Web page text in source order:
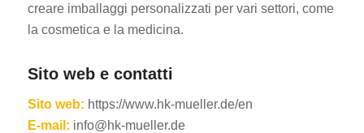
creare imballaggi personalizzati per vari settori, come
la cosmetica e la medicina.
Sito web e contatti
Sito web: https://www.hk-mueller.de/en
E-mail: info@hk-mueller.de